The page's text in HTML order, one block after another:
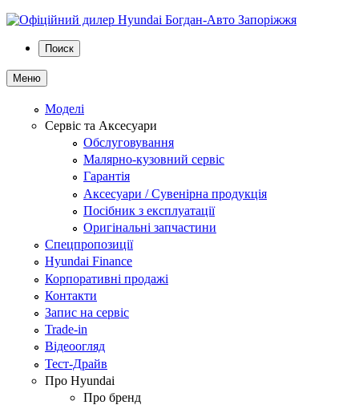
Поиск
Меню
Моделі
Сервіс та Аксесуари
Обслуговування
Малярно-кузовний сервіс
Гарантія
Аксесуари / Сувенірна продукція
Посібник з експлуатації
Оригінальні запчастини
Спецпропозиції
Hyundai Finance
Корпоративні продажі
Контакти
Запис на сервіс
Trade-in
Відеоогляд
Тест-Драйв
Про Hyundai
Про бренд